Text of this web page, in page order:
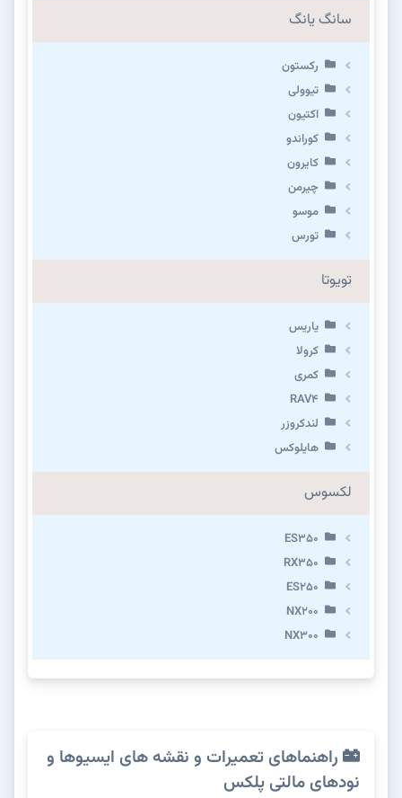
سانگ یانگ
رکستون
تیوولی
اکتیون
کوراندو
کایرون
چیرمن
موسو
تورس
تویوتا
یاریس
کرولا
کمری
RAV4
لندکروزر
هایلوکس
لکسوس
ES350
RX350
ES250
NX200
NX300
راهنماهای تعمیرات و نقشه های ایسیوها و
نودهای مالتی پلکس